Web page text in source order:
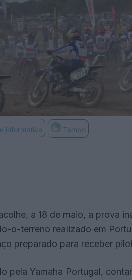
informativa Tempo
a 18 de maio, a prova
o-terreno realizado em
preparado para receber
pela Yamaha Portugal,